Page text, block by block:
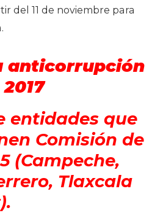
del 11 de noviembre para
anticorrupción
entidades que
Comisión de
(Campeche,
Tlaxcala